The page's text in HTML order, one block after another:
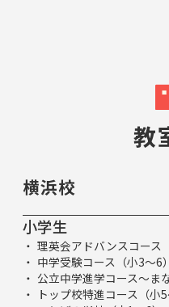
教
横浜校
小学生
理英会アドバンスコース
中学受験コース（小3～6）
公立中学進学コース～ま
トップ校特進コース（小5